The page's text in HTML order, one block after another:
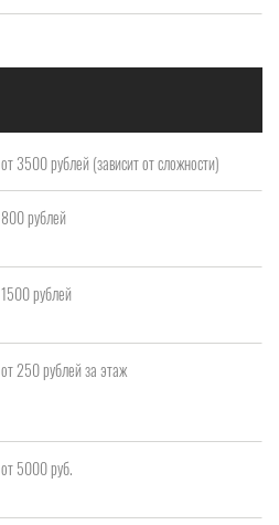
от 3500 рублей (зависит от сложности)
800 рублей
1500 рублей
от 250 рублей за этаж
от 5000 руб.